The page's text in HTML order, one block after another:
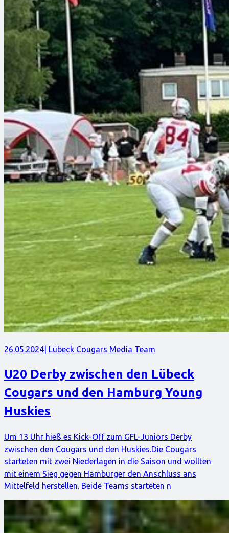
26.05.2024 | Lübeck Cougars Media Team
U20 Derby zwischen den Lübeck
Cougars und den Hamburg Young
Huskies
Um 13 Uhr hieß es Kick-Off zum GFL-Juniors Derby
zwischen den Cougars und den Huskies.Die Cougars
starteten mit zwei Niederlagen in die Saison und wollten
mit einem Sieg gegen Hamburger den Anschluss ans
Mittelfeld herstellen. Beide Teams starteten n